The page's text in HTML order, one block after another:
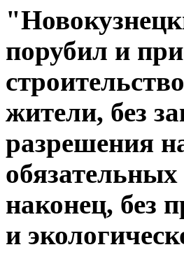
порубил и
жители, без
разрешения
наконец, без
и